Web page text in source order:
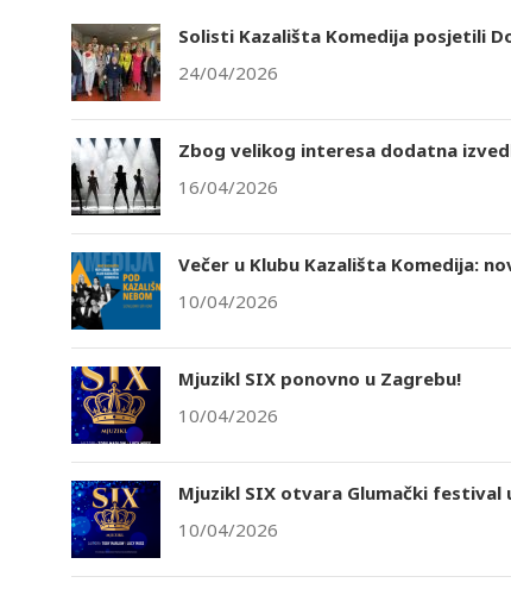
Solisti Kazališta Komedija posjetili
24/04/2026
Zbog velikog interesa dodatna
16/04/2026
Večer u Klubu Kazališta Komedija:
10/04/2026
Mjuzikl SIX ponovno u Zagrebu!
10/04/2026
Mjuzikl SIX otvara Glumački festival
10/04/2026